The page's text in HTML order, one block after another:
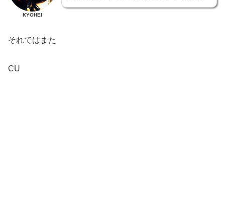
KYOHEI
それではまた
CU